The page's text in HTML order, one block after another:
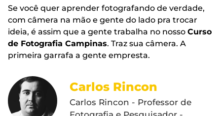
Se você quer aprender fotografando de verdade,
com câmera na mão e gente do lado pra trocar
ideia, é assim que a gente trabalha no nosso Curso
de Fotografia Campinas. Traz sua câmera. A
primeira garrafa a gente empresta.
Carlos Rincon
Carlos Rincon - Professor de